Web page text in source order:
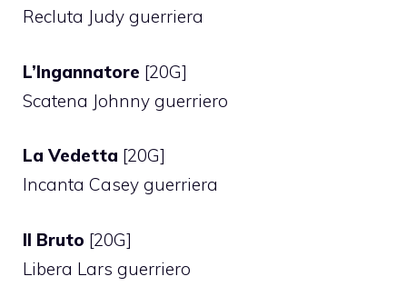
Recluta Judy guerriera
L’Ingannatore [20G]
Scatena Johnny guerriero
La Vedetta [20G]
Incanta Casey guerriera
Il Bruto [20G]
Libera Lars guerriero